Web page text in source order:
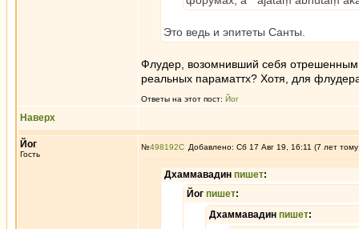
Это ведь и эпитеты Санты.
Флудер, возомнивший себя отрешенным
реальных параматтх? Хотя, для
Ответы на этот пост: Йог
Наверх
Йог
Гость
№498192 Добавлено: Сб 17 Авг 19, 16:11 (7 лет
Дхаммавадин пишет:
Йог пишет:
Дхаммавадин пишет: